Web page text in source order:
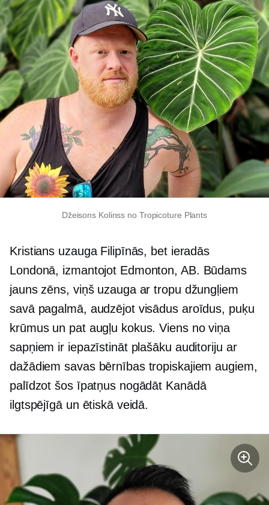
Džeisons Kolinss no Tropicoture Plants
Kristians uzauga Filipīnās, bet ieradās
Londonā, izmantojot Edmonton, AB. Būdams
jauns zēns, viņš uzauga ar tropu džungļiem
savā pagalmā, audzējot visādus aroīdus, puķu
krūmus un pat augļu kokus. Viens no viņa
sapņiem ir iepazīstināt plašāku auditoriju ar
dažādiem savas bērnības tropiskajiem augiem,
palīdzot šos īpatņus nogādāt Kanādā
ilgtspējīgā un ētiskā veidā.